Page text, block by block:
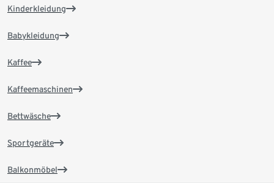
Kinderkleidung
Babykleidung
Kaffee
Kaffeemaschinen
Bettwäsche
Sportgeräte
Balkonmöbel